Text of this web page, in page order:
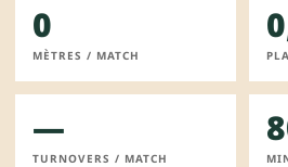
0
MÈTRES / MATCH
—
TURNOVERS / MATCH